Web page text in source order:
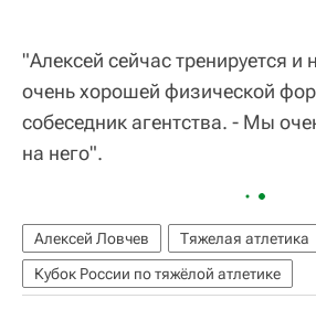
"Алексей сейчас тренируется и
очень хорошей физической
собеседник агентства. - Мы
на него".
Алексей Ловчев
Тяжелая атлетика
Кубок России по тяжёлой атлетике